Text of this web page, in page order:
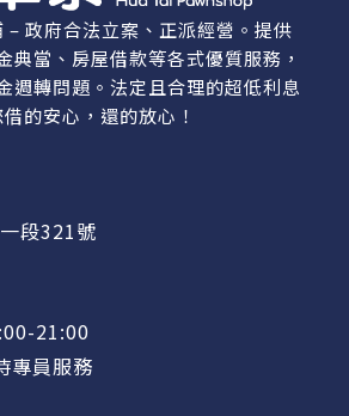
– 政府合法立案、正派經營。提供
典當、房屋借款等各式優質服務，
週轉問題。法定且合理的超低利息
的安心，還的放心！
段321號
21:00
專員服務